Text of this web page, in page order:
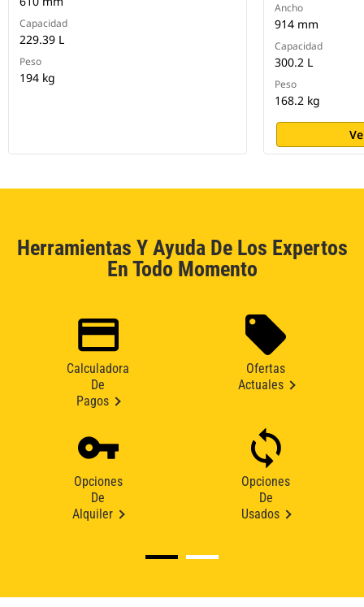
Capacidad
229.39 L
Peso
194 kg
Ancho
914 mm
Capacidad
300.2 L
Peso
168.2 kg
Herramientas Y Ayuda De Los Expertos
En Todo Momento
Calculadora
De
Pagos
Ofertas
Actuales
Opciones
De
Alquiler
Opciones
De
Usados